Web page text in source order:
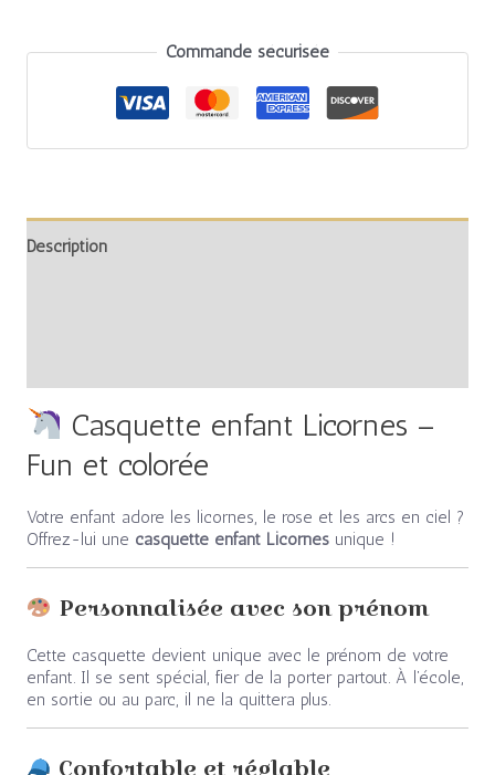
Commande sécurisée
Description
Casquette enfant Licornes –
Fun et colorée
Votre enfant adore les licornes, le rose et les arcs en ciel ?
Offrez-lui une casquette enfant Licornesunique !
Personnalisée avec son prénom
Cette casquette devient unique avec le prénom de votre
enfant. Il se sent spécial, fier de la porter partout. À l’école,
en sortie ou au parc, il ne la quittera plus.
Confortable et réglable